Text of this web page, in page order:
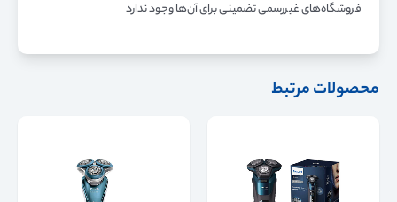
فروشگاه‌های غیررسمی تضمینی برای آن‌ها وجود ندارد
محصولات مرتبط